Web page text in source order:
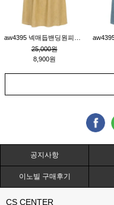
25,000원
8,900원
공지사항
이노빌 구매후기
CS CENTER